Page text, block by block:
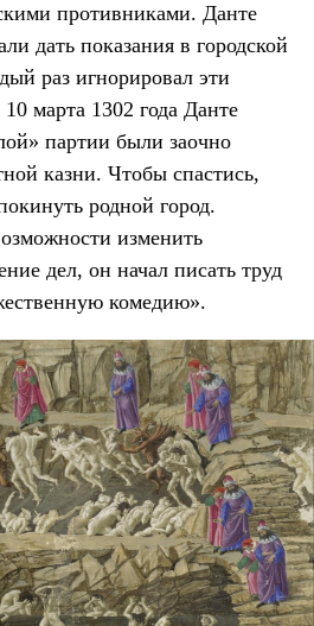
противниками. Данте
дать показания в городской
раз игнорировал эти
марта 1302 года Данте
партии были заочно
казни. Чтобы спастись,
родной город.
изменить
дел, он начал писать труд
комедию».